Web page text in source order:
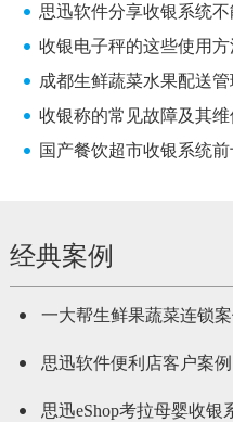
思迅软件分享收银系统
收银电子秤的这些使用
成都生鲜蔬菜水果配送
收银称的常见故障及其
国产餐饮超市收银系统
经典案例
一大帮生鲜果蔬菜连锁案
思迅软件便利店客户案例
思迅eShop考拉母婴收